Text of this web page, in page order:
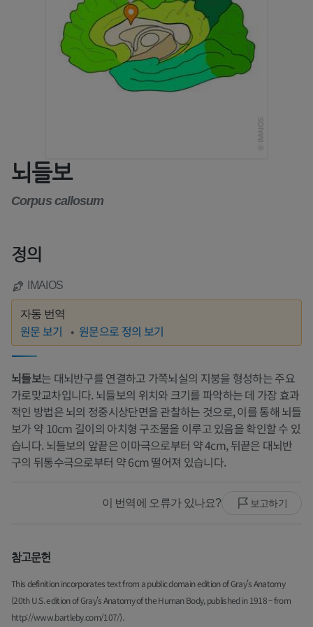
뇌들보
Corpus callosum
정의
IMAIOS
자동 번역
원문 보기 원문으로 정의 보기
뇌들보는 대뇌반구를 연결하고 가쪽뇌실의 지붕을 형성하는 주요
가로맞교차입니다. 뇌들보의 위치와 크기를 파악하는 데 가장 효과
적인 방법은 뇌의 정중시상단면을 관찰하는 것으로, 이를 통해 뇌들
보가 약 10cm 길이의 아치형 구조물을 이루고 있음을 확인할 수 있
습니다. 뇌들보의 앞끝은 이마극으로부터 약 4cm, 뒤끝은 대뇌반
구의 뒤통수극으로부터 약 6cm 떨어져 있습니다.
이 번역에 오류가 있나요? 보고하기
참고문헌
This definition incorporates text from a public domain edition of Gray's Anatomy
(20th U.S. edition of Gray's Anatomy of the Human Body, published in 1918 – from
http://www.bartleby.com/107/).